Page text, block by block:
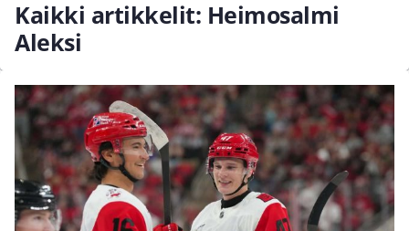
Kaikki artikkelit: Heimosalmi
Aleksi